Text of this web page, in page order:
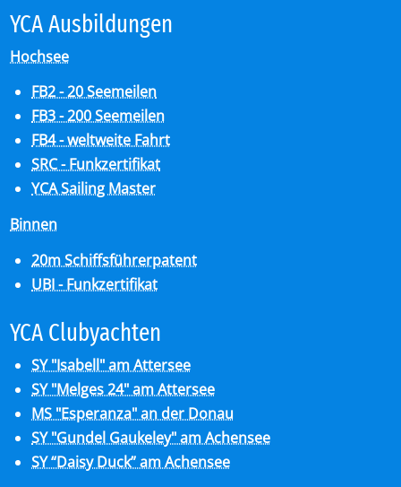
YCA Aus­bil­dun­gen
Hochsee
FB2 - 20 Seemeilen
FB3 - 200 Seemeilen
FB4 - weltweite Fahrt
SRC - Funkzertifikat
YCA Sailing Master
Binnen
20m Schiffsführerpatent
UBI - Funkzertifikat
YCA Club­y­ach­ten
SY "Isabell" am Attersee
SY "Melges 24" am Attersee
MS "Esperanza" an der Donau
SY "Gundel Gaukeley" am Achensee
SY “Daisy Duck” am Achensee